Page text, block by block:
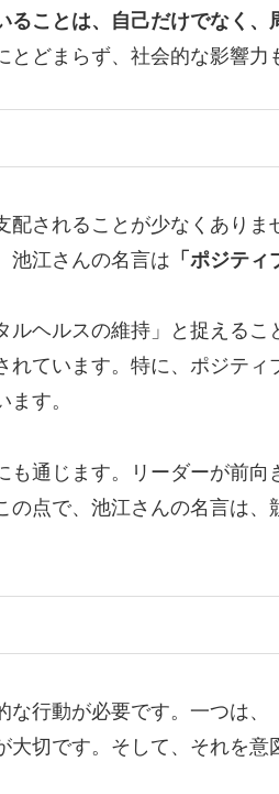
ることは、自己だけでなく
どまらず、社会的な影響力
されることが少なくあり
池江さんの名言は 「ポジティ
ヘルスの維持」と捉える
ています。特に、ポジテ
す。
通じます。リーダーが前
点で、池江さんの名言は
行動が必要です。一つは
切です。そして、それを意